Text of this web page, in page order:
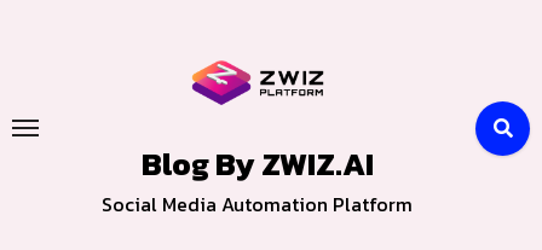
Blog By ZWIZ.AI
Social Media Automation Platform